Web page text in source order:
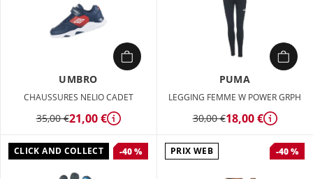
UMBRO
CHAUSSURES NELIO CADET
35,00 €21,00 € Détails
PUMA
LEGGING FEMME W POWER GRPH
30,00 €18,00 € Détails
CLICK AND COLLECT -40 % PRIX WEB -40 %